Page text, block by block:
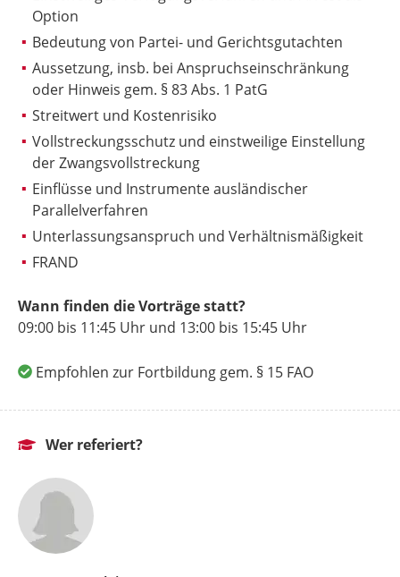
Option
Bedeutung von Partei- und Gerichtsgutachten
Aussetzung, insb. bei Anspruchseinschränkung
oder Hinweis gem. § 83 Abs. 1 PatG
Streitwert und Kostenrisiko
Vollstreckungsschutz und einstweilige Einstellung
der Zwangsvollstreckung
Einflüsse und Instrumente ausländischer
Parallelverfahren
Unterlassungsanspruch und Verhältnismäßigkeit
FRAND
Wann finden die Vorträge statt?
09:00 bis 11:45 Uhr und 13:00 bis 15:45 Uhr
Empfohlen zur Fortbildung gem. § 15 FAO
Wer referiert?